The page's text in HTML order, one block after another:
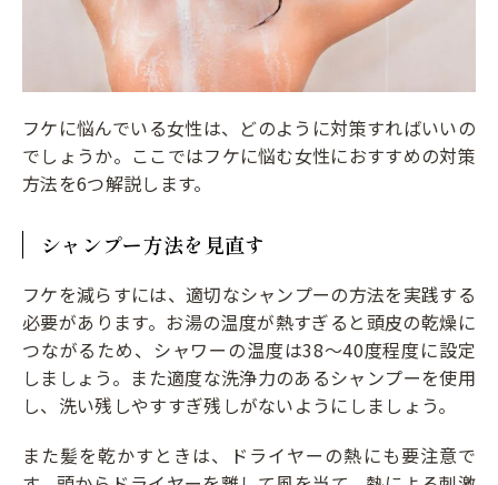
フケに悩んでいる女性は、どのように対策すればいいの
でしょうか。ここではフケに悩む女性におすすめの対策
方法を6つ解説します。
シャンプー方法を見直す
フケを減らすには、適切なシャンプーの方法を実践する
必要があります。お湯の温度が熱すぎると頭皮の乾燥に
つながるため、シャワーの温度は38～40度程度に設定
しましょう。また適度な洗浄力のあるシャンプーを使用
し、洗い残しやすすぎ残しがないようにしましょう。
また髪を乾かすときは、ドライヤーの熱にも要注意で